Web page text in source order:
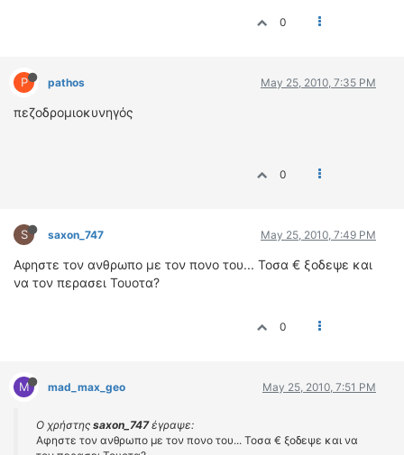
0
P pathos May 25, 2010, 7:35 PM
πεζοδρομιοκυνηγός
0
S saxon_747 May 25, 2010, 7:49 PM
Αφηστε τον ανθρωπο με τον πονο του... Τοσα € ξοδεψε και
να τον περασει Τουοτα?
0
M mad_max_geo May 25, 2010, 7:51 PM
Ο χρήστης saxon_747έγραψε:
Αφηστε τον ανθρωπο με τον πονο του... Τοσα € ξοδεψε και να